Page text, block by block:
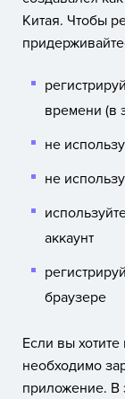
Китая. Чтобы
времени (в
не
не
аккаунт
браузере
Если вы хотите
необходимо
приложение. В